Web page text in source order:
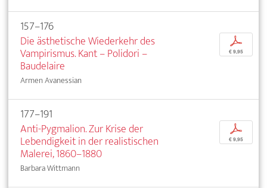
157–176
Die ästhetische Wiederkehr des
Vampirismus. Kant – Polidori –
Baudelaire
Armen Avanessian
p
€ 9,95
177–191
Anti-Pygmalion. Zur Krise der
Lebendigkeit in der realistischen
Malerei, 1860–1880
Barbara Wittmann
p
€ 9,95